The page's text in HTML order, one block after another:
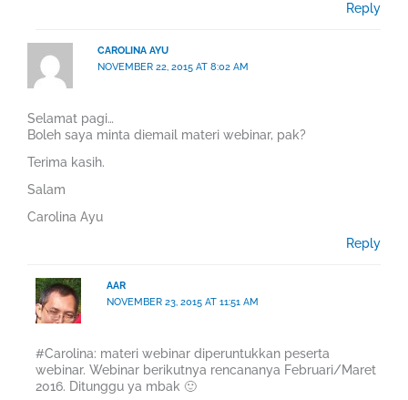
Reply
CAROLINA AYU
NOVEMBER 22, 2015 AT 8:02 AM
Selamat pagi…
Boleh saya minta diemail materi webinar, pak?
Terima kasih.
Salam
Carolina Ayu
Reply
AAR
NOVEMBER 23, 2015 AT 11:51 AM
#Carolina: materi webinar diperuntukkan peserta
webinar. Webinar berikutnya rencananya Februari/Maret
2016. Ditunggu ya mbak 🙂